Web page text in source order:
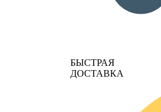
БЫСТРАЯ
ДОСТАВКА